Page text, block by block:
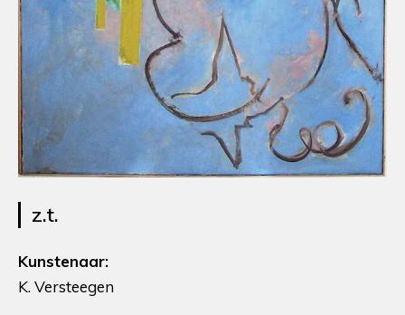
z.t.
Kunstenaar:
K. Versteegen